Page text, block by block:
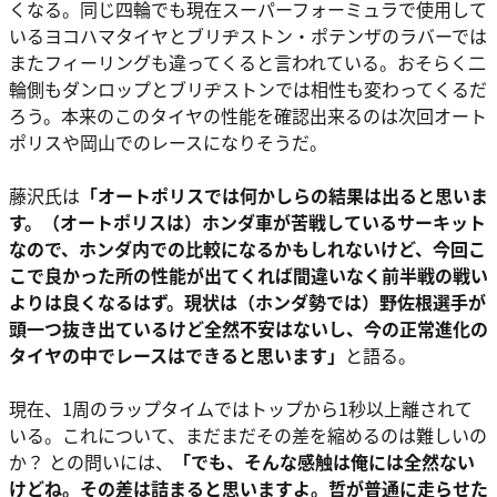
くなる。同じ四輪でも現在スーパーフォーミュラで使用して
いるヨコハマタイヤとブリヂストン・ポテンザのラバーでは
またフィーリングも違ってくると言われている。おそらく二
輪側もダンロップとブリヂストンでは相性も変わってくるだ
ろう。本来のこのタイヤの性能を確認出来るのは次回オート
ポリスや岡山でのレースになりそうだ。
藤沢氏は 「オートポリスでは何かしらの結果は出ると思いま
す。（オートポリスは）ホンダ車が苦戦しているサーキット
なので、ホンダ内での比較になるかもしれないけど、今回こ
こで良かった所の性能が出てくれば間違いなく前半戦の戦い
よりは良くなるはず。現状は（ホンダ勢では）野佐根選手が
頭一つ抜き出ているけど全然不安はないし、今の正常進化の
タイヤの中でレースはできると思います」 と語る。
現在、1周のラップタイムではトップから1秒以上離されて
いる。これについて、まだまだその差を縮めるのは難しいの
か？ との問いには、
「でも、そんな感触は俺には全然ない
けどね。その差は詰まると思いますよ。哲が普通に走らせた